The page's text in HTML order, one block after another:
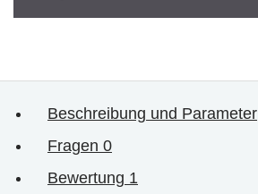
Beschreibung und Parameter
Fragen 0
Bewertung 1